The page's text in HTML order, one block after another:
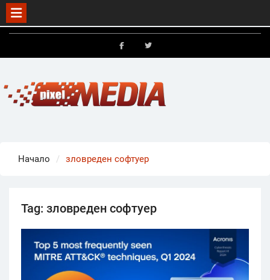
Skip
Начало зловреден софтуер
Tag: зловреден софтуер